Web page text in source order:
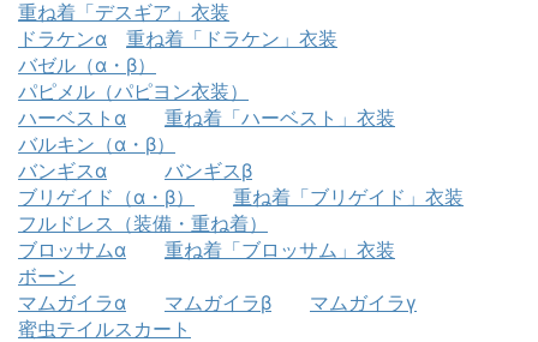
重ね着「デスギア」衣装
ドラケンα
重ね着「ドラケン」衣装
バゼル（α・β）
パピメル（パピヨン衣装）
ハーベストα
重ね着「ハーベスト」衣装
バルキン（α・β）
バンギスα
バンギスβ
ブリゲイド（α・β）
重ね着「ブリゲイド」衣装
フルドレス（装備・重ね着）
ブロッサムα
重ね着「ブロッサム」衣装
ボーン
マムガイラα
マムガイラβ
マムガイラγ
蜜虫テイルスカート